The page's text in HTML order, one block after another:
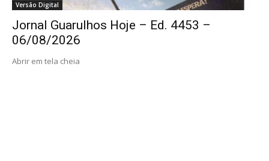
Versão Digital
Jornal Guarulhos Hoje – Ed. 4453 –
06/08/2026
Abrir em tela cheia